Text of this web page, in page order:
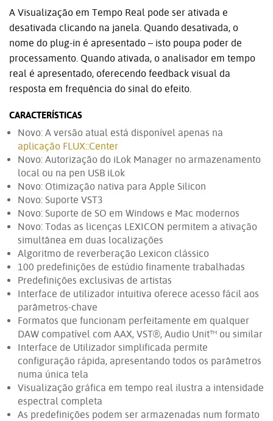
A Visualização em Tempo Real pode ser ativada e
desativada clicando na janela. Quando desativada, o
nome do plug-in é apresentado – isto poupa poder de
processamento. Quando ativada, o analisador em tempo
real é apresentado, oferecendo feedback visual da
resposta em frequência do sinal do efeito.
CARACTERÍSTICAS
Novo: A versão atual está disponível apenas na
aplicação FLUX::Center
Novo: Autorização do iLok Manager no armazenamento
local ou na pen USB iLok
Novo: Otimização nativa para Apple Silicon
Novo: Suporte VST3
Novo: Suporte de SO em Windows e Mac modernos
Novo: Todas as licenças LEXICON permitem a ativação
simultânea em duas localizações
Algoritmo de reverberação Lexicon clássico
100 predefinições de estúdio finamente trabalhadas
Predefinições exclusivas de artistas
Interface de utilizador intuitiva oferece acesso fácil aos
parâmetros-chave
Formatos que funcionam perfeitamente em qualquer
DAW compatível com AAX, VST®, Audio Unit™ ou similar
Interface de Utilizador simplificada permite
configuração rápida, apresentando todos os parâmetros
numa única tela
Visualização gráfica em tempo real ilustra a intensidade
espectral completa
As predefinições podem ser armazenadas num formato